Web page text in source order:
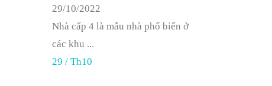
29/10/2022
Nhà cấp 4 là mẫu nhà phổ biến ở
các khu ...
29 / Th10